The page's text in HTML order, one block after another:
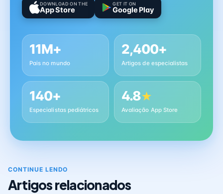
DOWNLOAD ON THE
App Store
GET IT ON
Google Play
11M+
Pais no mundo
2,400+
Artigos de especialistas
140+
Especialistas pediátricos
4.8★
Avaliação App Store
CONTINUE LENDO
Artigos relacionados